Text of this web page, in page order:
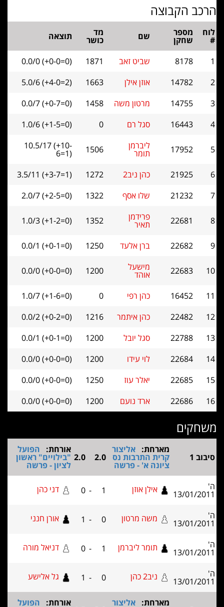
הקבוצה
מספר
שחקן שם תוצאה
8178 שביט זאב 1871
0.0/0 (+0-0=0)
14782
אוזן אילן 1663
5.0/6 (+4-0=2)
14755
מרטון משה 1458
0.0/7 (+0-7=0)
16443
סגל רם 0
1.0/6 (+1-5=0)
17952 ליברמן
תומר 1506
10.5/17 (+10-
6=1)
21925
כהן ניב2 1272
3.5/11 (+3-7=1)
21232
שלו אסף 1322
2.0/7 (+2-5=0)
22681 פרידמן
תאיר 1352
1.0/3 (+1-2=0)
22682 ברן אלעד 1250
0.0/1 (+0-1=0)
22683 מישעל
אוהד 1200
0.0/0 (+0-0=0)
16452 כהן רפי 0
1.0/7 (+1-6=0)
22482
כהן איתמר 1216
0.0/2 (+0-2=0)
22788
סגל יובל 1200
0.0/1 (+0-1=0)
22684
לוי עידו 1200
0.0/0 (+0-0=0)
22685
יאלר עוז 1250
0.0/0 (+0-0=0)
22686
ארד נועם 1200
0.0/0 (+0-0=0)
מארחת:אליצור
קרית התרבות נס
ציונה א' - פרשה
2.0
2.0
הפועל
"בילויים" ראשון
לציון - פרשה
13/ אילן אוזן 1 דני כהן
13/ משה מרטון 0
- אורן חנני
13/ תומר ליברמן 1
- דניאל מורה
13/ ניב2 כהן 0 גל אלישע
מארחת:אליצור הפועל